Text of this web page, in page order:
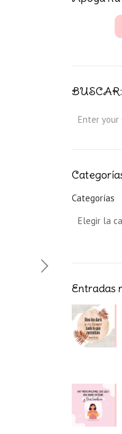
BUSCAR:
Categorías
Entradas